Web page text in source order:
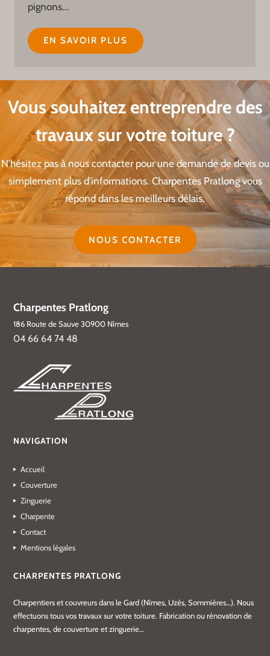
pignons...
EN SAVOIR PLUS
Vous souhaitez entreprendre des
travaux sur votre toiture ?
N'hésitez pas à nous contacter pour une demande de devis ou
simplement plus d'informations. Charpentes Pratlong vous
répond dans les meilleurs délais.
NOUS CONTACTER
Charpentes Pratlong
186 Route de Sauve 30900 Nîmes
04 66 64 74 48
NAVIGATION
Accueil
Couverture
Zinguerie
Charpente
Contact
Mentions légales
CHARPENTES PRATLONG
Charpentiers et couvreurs dans le Gard (Nîmes, Uzès, Sommières…). Nous
effectuons tous vos travaux sur votre toiture. Fabrication ou rénovation de
charpentes, de couverture et zinguerie…